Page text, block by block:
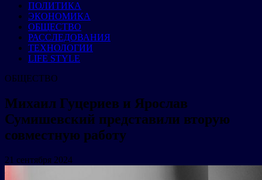
ПОЛИТИКА
ЭКОНОМИКА
ОБЩЕСТВО
РАССЛЕДОВАНИЯ
ТЕХНОЛОГИИ
LIFE STYLE
ОБЩЕСТВО
Михаил Гуцериев и Ярослав
Сумишевский представили вторую
совместную работу
21 сентября 2024